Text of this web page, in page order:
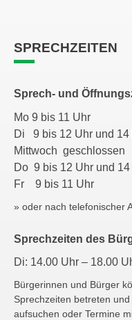
SPRECHZEITEN
Sprech- und
Mo 9 bis 11 Uhr
Di 9 bis 12 Uhr und
Mittwoch geschlossen
Do 9 bis 12 Uhr und
Fr 9 bis 11 Uhr
» oder nach telefonischer
Sprechzeiten des
Di: 14.00 Uhr – 18.00
Bürgerinnen und Bürger
Sprechzeiten betreten
aufsuchen oder Termine